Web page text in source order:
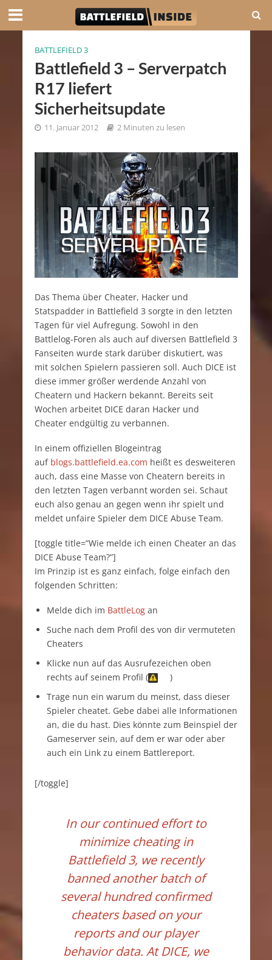
BATTLEFIELD 3
Battlefield 3 – Serverpatch
R17 liefert
Sicherheitsupdate
11. Januar 2012 2 Minuten zu lesen
Das Thema über Cheater, Hacker und
Statspadder in Battlefield 3 sorgte in den letzten
Tagen für viel Aufregung. Sowohl in den
Battlelog-Foren als auch auf diversen Battlefield 3
Fanseiten wurde stark darüber diskutiert, was
mit solchen Spielern passieren soll. Auch DICE ist
diese immer größer werdende Anzahl von
Cheatern und Hackern bekannt. Bereits seit
Wochen arbeitet DICE daran Hacker und
Cheater endgültig zu verbannen.
In einem offiziellen Blogeintrag
auf blogs.battlefield.ea.com heißt es desweiteren
auch, dass eine Masse von Cheatern bereits in
den letzten Tagen verbannt worden sei. Schaut
euch also genau an gegen wenn ihr spielt und
meldet unfaire Spieler dem DICE Abuse Team.
[toggle title=”Wie melde ich einen Cheater an das
DICE Abuse Team?”]
Im Prinzip ist es ganz einfach, folge einfach den
folgenden Schritten:
Melde dich im BattleLogan
Suche nach dem Profil des von dir vermuteten
Cheaters
Klicke nun auf das Ausrufezeichen oben
rechts auf seinem Profil (
)
Trage nun ein warum du meinst, dass dieser
Spieler cheatet. Gebe dabei alle Informationen
an, die du hast. Dies könnte zum Beinspiel der
Gameserver sein, auf dem er war oder aber
auch ein Link zu einem Battlereport.
[/toggle]
In our continued effort to
minimize cheating in
Battlefield 3, we recently
banned another batch of
several hundred confirmed
cheaters based on your
reports and our player
behavior data. At DICE, we